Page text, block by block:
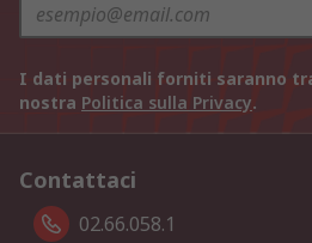
I dati personali forniti saranno
nostra Politica sulla Privacy.
Contattaci
02.66.058.1